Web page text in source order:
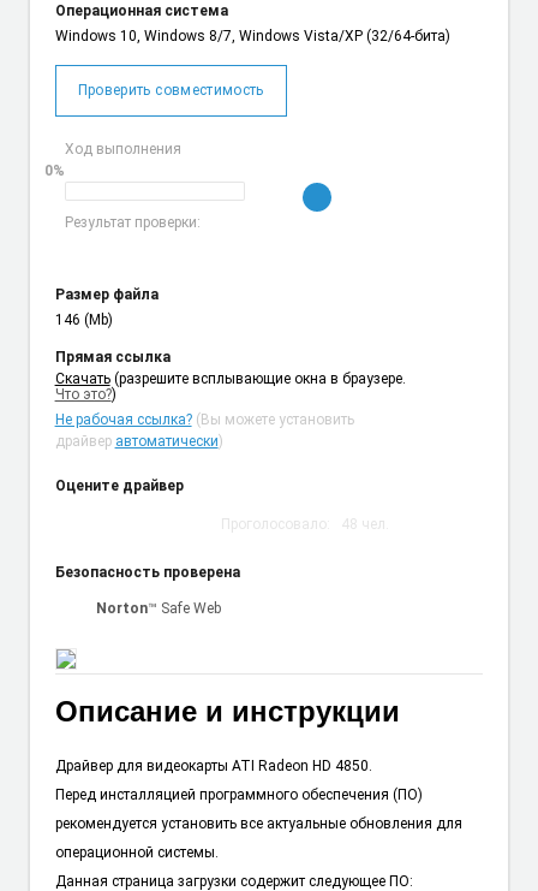
Операционная система
Windows 10, Windows 8/7, Windows Vista/XP (32/64-бита)
Проверить совместимость
Ход выполнения
0%
Результат проверки:
Размер файла
146 (Mb)
Прямая ссылка
Cкачать (разрешите всплывающие окна в браузере.
Что это?)
Не рабочая ссылка?(Вы можете установить
драйвер автоматически)
Оцените драйвер
Проголосовало: 48 чел.
Безопасность проверена
Norton™ Safe Web
Описание и инструкции
Драйвер для видеокарты ATI Radeon HD 4850.
Перед инсталляцией программного обеспечения (ПО)
рекомендуется установить все актуальные обновления для
операционной системы.
Данная страница загрузки содержит следующее ПО: